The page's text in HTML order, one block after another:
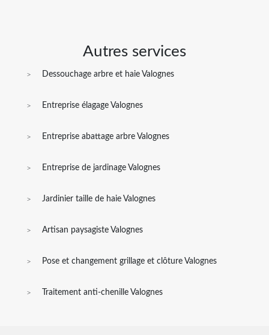
Autres services
Dessouchage arbre et haie Valognes
Entreprise élagage Valognes
Entreprise abattage arbre Valognes
Entreprise de jardinage Valognes
Jardinier taille de haie Valognes
Artisan paysagiste Valognes
Pose et changement grillage et clôture Valognes
Traitement anti-chenille Valognes